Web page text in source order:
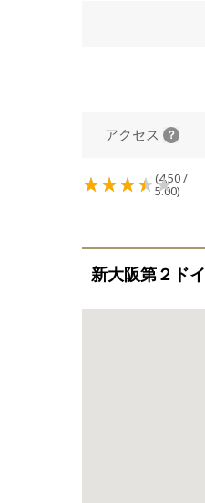
アクセス
(4.50 /
5.00)
新大阪第２ド